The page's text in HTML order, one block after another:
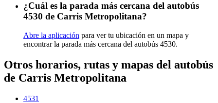
¿Cuál es la parada más cercana del autobús
4530 de Carris Metropolitana?
Abre la aplicación para ver tu ubicación en un mapa y
encontrar la parada más cercana del autobús 4530.
Otros horarios, rutas y mapas del autobús
de Carris Metropolitana
4531